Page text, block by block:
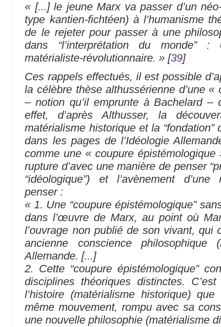
« [...] le jeune Marx va passer d’un
type kantien-fichtéen) à l’humanisme
de le rejeter pour passer à une
dans “l’interprétation du monde” :
matérialiste-révolutionnaire. » [39]
Ces rappels effectués, il est possible
la célèbre thèse althussérienne d’une
– notion qu’il emprunte à Bachelard
effet, d’après Althusser, la
matérialisme historique et la
dans les pages de l’Idéologie
comme une « coupure épistémologique
rupture d’avec une manière de penser
“idéologique”) et l’avènement d’une
penser :
« 1. Une “coupure épistémologique”
dans l’œuvre de Marx, au point où
l’ouvrage non publié de son vivant, qui
ancienne conscience philosophique
Allemande. [...]
2. Cette “coupure épistémologique”
disciplines théoriques distinctes.
l’histoire (matérialisme historique)
même mouvement, rompu avec sa
une nouvelle philosophie (matérialisme